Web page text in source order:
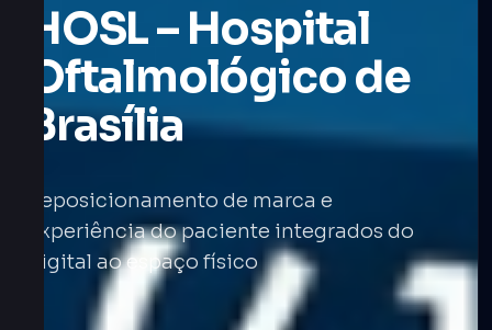
HOSL – Hospital
Oftalmológico de
Brasília
Reposicionamento de marca e
experiência do paciente integrados do
digital ao espaço físico